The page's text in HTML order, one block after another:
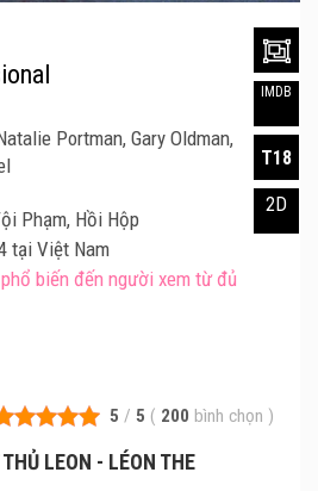
5 / 5 ( 200 bình chọn )
LEON - LÉON THE
Portman, Gary Oldman,
Phạm, Hồi Hộp
tại Việt Nam
biến đến người xem từ đủ
IMDB
T18
2D